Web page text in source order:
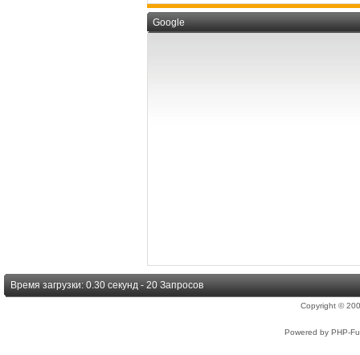
Google
Время загрузки: 0.30 секунд - 20 Запросов
Copyright ©
Powered by PHP-